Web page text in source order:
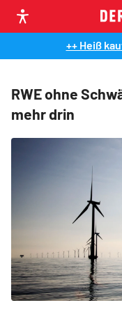
++ Heiß
RWE ohne
mehr drin